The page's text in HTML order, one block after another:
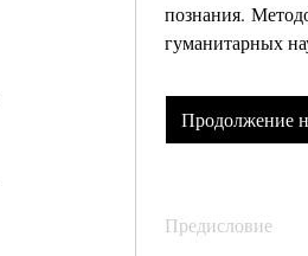
познания.
гуманитарных
Продолжение
Предисловие